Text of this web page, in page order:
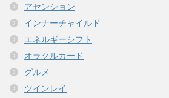
アセンション
インナーチャイルド
エネルギーシフト
オラクルカード
グルメ
ツインレイ